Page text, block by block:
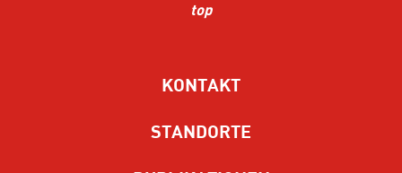
top
KONTAKT
STANDORTE